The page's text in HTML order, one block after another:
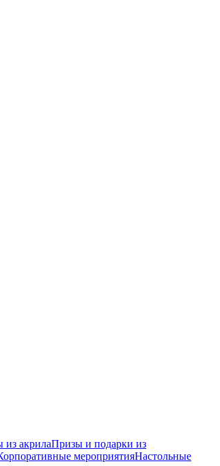
из акрилаПризы и подарки из
мероприятияНастольные